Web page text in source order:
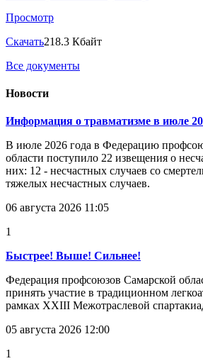
Просмотр
Скачать218.3 Кбайт
Все документы
Новости
Информация о травматизме в июле
В июле 2026 года в Федерацию
области поступило 22 извещения о
них: 12 - несчастных случаев со
тяжелых несчастных случаев.
06 августа 2026 11:05
1
Быстрее! Выше! Сильнее!
Федерация профсоюзов Самарской
принять участие в традиционном
рамках XXIII Межотраслевой
05 августа 2026 12:00
1